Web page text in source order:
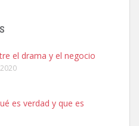
el drama y el negocio
es verdad y que es